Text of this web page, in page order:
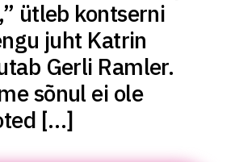
ütleb kontserni
juht Katrin
Gerli Ramler.
sõnul ei ole
[…]